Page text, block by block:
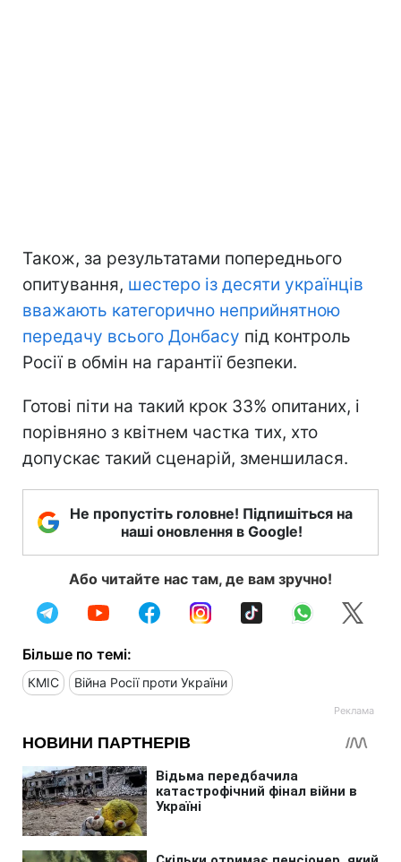
Також, за результатами попереднього
опитування, шестеро із десяти українців
вважають категорично неприйнятною
передачу всього Донбасу під контроль
Росії в обмін на гарантії безпеки.
Готові піти на такий крок 33% опитаних, і
порівняно з квітнем частка тих, хто
допускає такий сценарій, зменшилася.
Не пропустіть головне! Підпишіться на
наші оновлення в Google!
Або читайте нас там, де вам зручно!
Більше по темі:
КМІС Війна Росії проти України